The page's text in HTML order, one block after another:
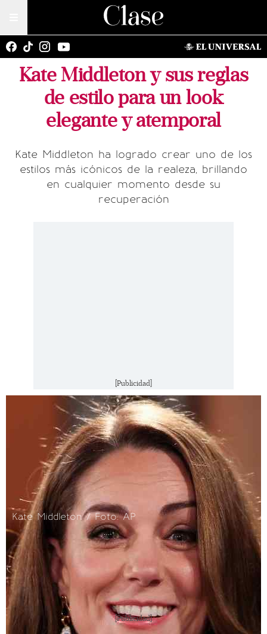
Kate Middleton y sus reglas
de estilo para un look
elegante y atemporal
Kate Middleton ha logrado crear uno de los
estilos más icónicos de la realeza, brillando
en cualquier momento desde su
recuperación
[Publicidad]
Kate Middleton / Foto: AP
[Publicidad]